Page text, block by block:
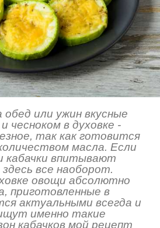
или ужин вкусные
чесноком в духовке -
так как готовится
масла. Если
кабачки впитывают
все наоборот.
овощи абсолютно
приготовленные в
актуальными всегда и
именно такие
кабачков мой рецепт